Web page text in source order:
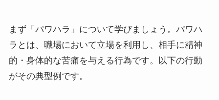
まず「パワハラ」について学びましょう。パワハ
ラとは、職場において立場を利用し、相手に精神
的・身体的な苦痛を与える行為です。以下の行動
がその典型例です。